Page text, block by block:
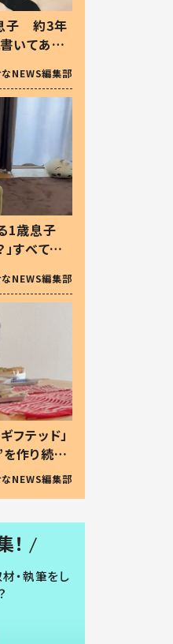
子 約3年
いてあっ
なNEWS編集部
1歳息子
」すべてを
から許
なNEWS編集部
フテッド」
作り続け
和の子
なNEWS編集部
・執筆をし